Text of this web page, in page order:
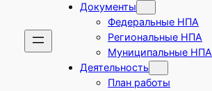
Документы
Федеральные НПА
Региональные НПА
Муниципальные НПА
Деятельность
План работы